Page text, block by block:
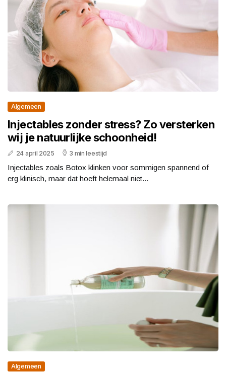
Algemeen
Injectables zonder stress? Zo versterken
wij je natuurlijke schoonheid!
24 april 2025 3 min leestijd
Injectables zoals Botox klinken voor sommigen spannend of
erg klinisch, maar dat hoeft helemaal niet...
Algemeen